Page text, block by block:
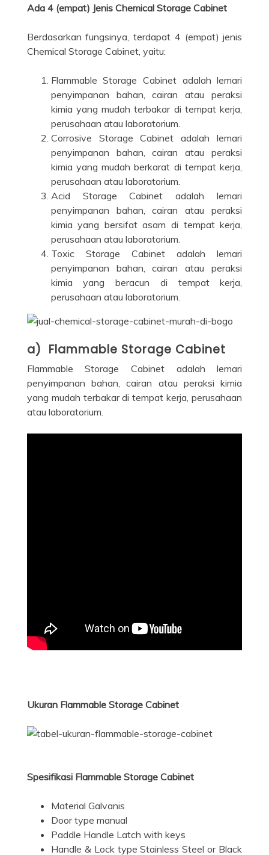
Ada 4 (empat) Jenis Chemical Storage Cabinet
Berdasarkan fungsinya, terdapat 4 (empat) jenis
Chemical Storage Cabinet, yaitu:
Flammable Storage Cabinet adalah lemari
penyimpanan bahan, cairan atau peraksi
kimia yang mudah terbakar di tempat kerja,
perusahaan atau laboratorium.
Corrosive Storage Cabinet adalah lemari
penyimpanan bahan, cairan atau peraksi
kimia yang mudah berkarat di tempat kerja,
perusahaan atau laboratorium.
Acid Storage Cabinet adalah lemari
penyimpanan bahan, cairan atau peraksi
kimia yang bersifat asam di tempat kerja,
perusahaan atau laboratorium.
Toxic Storage Cabinet adalah lemari
penyimpanan bahan, cairan atau peraksi
kimia yang beracun di tempat kerja,
perusahaan atau laboratorium.
a) Flammable Storage Cabinet
Flammable Storage Cabinet adalah lemari
penyimpanan bahan, cairan atau peraksi kimia
yang mudah terbakar di tempat kerja, perusahaan
atau laboratorium.
Ukuran Flammable Storage Cabinet
Spesifikasi Flammable Storage Cabinet
Material Galvanis
Door type manual
Paddle Handle Latch with keys
Handle & Lock type Stainless Steel or Black